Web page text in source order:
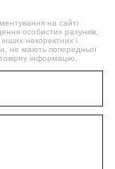
на сайті
особистих рахунків,
некоректних і
не мають попередньої
інформацію.